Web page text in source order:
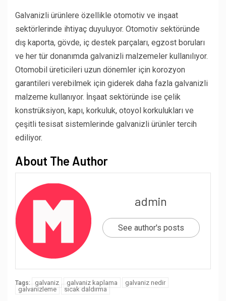
Galvanizli ürünlere özellikle otomotiv ve inşaat
sektörlerinde ihtiyaç duyuluyor. Otomotiv sektöründe
dış kaporta, gövde, iç destek parçaları, egzost boruları
ve her tür donanımda galvanizli malzemeler kullanılıyor.
Otomobil üreticileri uzun dönemler için korozyon
garantileri verebilmek için giderek daha fazla galvanizli
malzeme kullanıyor. İnşaat sektöründe ise çelik
konstrüksiyon, kapı, korkuluk, otoyol korkulukları ve
çeşitli tesisat sistemlerinde galvanizli ürünler tercih
ediliyor.
About The Author
admin
See author's posts
Tags: galvaniz galvaniz kaplama
galvaniz nedir
galvanizleme
sıcak daldırma